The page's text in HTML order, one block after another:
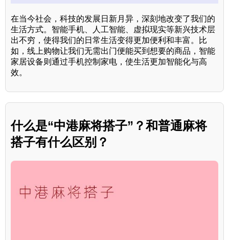
在当今社会，科技的发展日新月异，深刻地改变了我们的
生活方式。智能手机、人工智能、虚拟现实等新兴技术层
出不穷，使得我们的日常生活变得更加便利和丰富。比
如，线上购物让我们无需出门便能买到想要的商品，智能
家居设备则通过手机控制家电，使生活更加智能化与高
效。
什么是“中港麻将搭子”？和普通麻将
搭子有什么区别？